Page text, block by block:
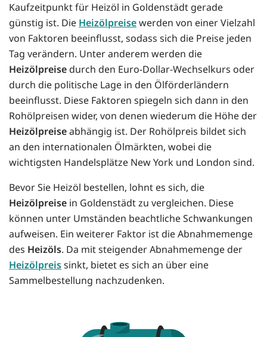
Kaufzeitpunkt für Heizöl in Goldenstädt gerade
günstig ist. Die Heizölpreisewerden von einer Vielzahl
von Faktoren beeinflusst, sodass sich die Preise jeden
Tag verändern. Unter anderem werden die
Heizölpreise durch den Euro-Dollar-Wechselkurs oder
durch die politische Lage in den Ölförderländern
beeinflusst. Diese Faktoren spiegeln sich dann in den
Rohölpreisen wider, von denen wiederum die Höhe der
Heizölpreiseabhängig ist. Der Rohölpreis bildet sich
an den internationalen Ölmärkten, wobei die
wichtigsten Handelsplätze New York und London sind.
Bevor Sie Heizöl bestellen, lohnt es sich, die
Heizölpreise in Goldenstädt zu vergleichen. Diese
können unter Umständen beachtliche Schwankungen
aufweisen. Ein weiterer Faktor ist die Abnahmemenge
des Heizöls. Da mit steigender Abnahmemenge der
Heizölpreissinkt, bietet es sich an über eine
Sammelbestellung nachzudenken.